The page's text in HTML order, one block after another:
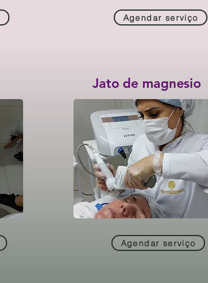
Agendar serviço
Jato de magnesio
Agendar serviço